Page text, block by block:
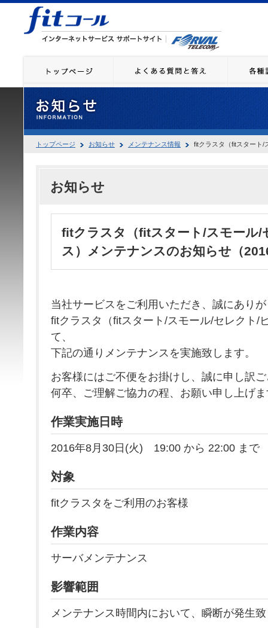
トップページ お知らせ メンテナンス情報 fitクラスタ（fitスタート/
お知らせ
fitクラスタ（fitスタート/スモール/
ス）メンテナンスのお知らせ（
当社サービスをご利用いただき、誠にあり
fitクラスタ（fitスタート/スモール/セレクト/
て、
下記の通りメンテナンスを実施致します。
お客様にはご不便をお掛けし、誠に申し訳
何卒、ご理解ご協力の程、お願い申し上げ
作業実施日時
2016年8月30日(火) 19:00 から 22:00 まで
対象
fitクラスタをご利用のお客様
作業内容
サーバメンテナンス
影響範囲
メンテナンス時間内において、瞬断が発生